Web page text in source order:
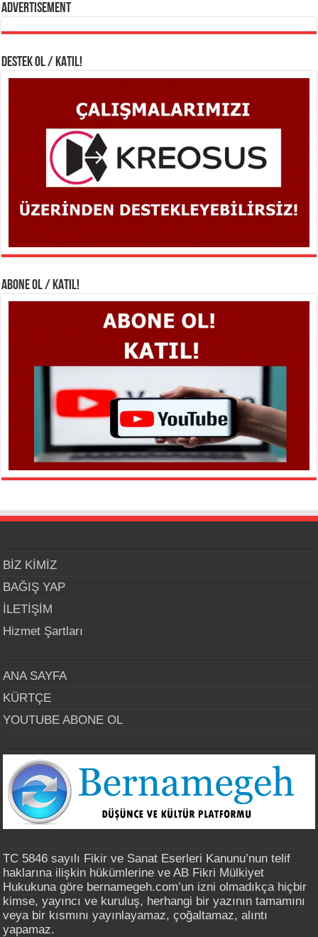
Advertisement
DESTEK OL / KATIL!
ABONE OL / KATIL!
BİZ KİMİZ
BAĞIŞ YAP
İLETİŞİM
Hizmet Şartları
ANA SAYFA
KÜRTÇE
YOUTUBE ABONE OL
TC 5846 sayılı Fikir ve Sanat Eserleri Kanunu’nun telif
haklarına ilişkin hükümlerine ve AB Fikri Mülkiyet
Hukukuna göre bernamegeh.com’un izni olmadıkça hiçbir
kimse, yayıncı ve kuruluş, herhangi bir yazının tamamını
veya bir kısmını yayınlayamaz, çoğaltamaz, alıntı
yapamaz.